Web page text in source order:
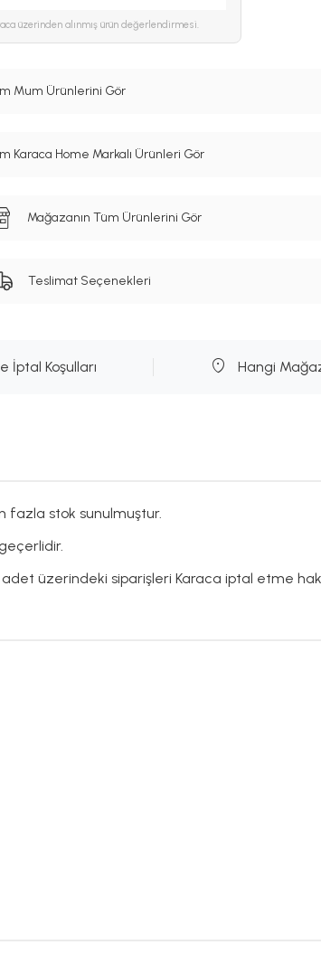
üzerinden alınmış ürün değerlendirmesi.
Mum Ürünlerini Gör
Karaca Home Markalı Ürünleri Gör
Mağazanın Tüm Ürünlerini Gör
Teslimat Seçenekleri
İptal Koşulları Hangi
fazla stok sunulmuştur.
üzerindeki siparişleri Karaca iptal etme